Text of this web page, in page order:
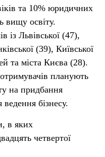
та 10% юридичних
вищу освіту.
із Львівської (47),
(39), Київської
та міста Києва (28).
планують
на придбання
бізнесу.
в яких
четвертої